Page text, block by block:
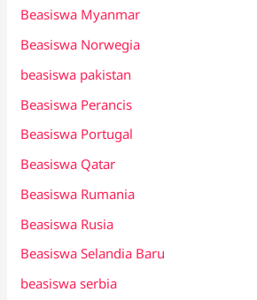
Beasiswa Myanmar
Beasiswa Norwegia
beasiswa pakistan
Beasiswa Perancis
Beasiswa Portugal
Beasiswa Qatar
Beasiswa Rumania
Beasiswa Rusia
Beasiswa Selandia Baru
beasiswa serbia